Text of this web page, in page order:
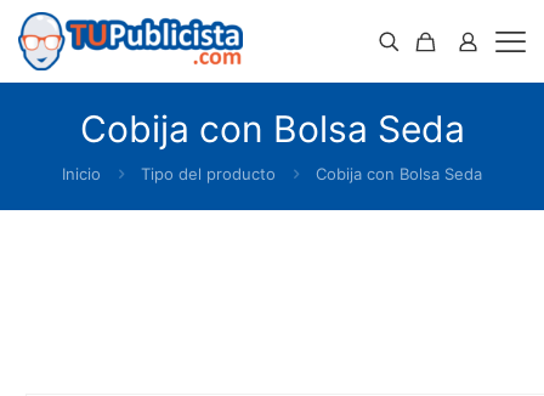
Cobija con Bolsa Seda
Inicio Tipo del producto Cobija con Bolsa Seda